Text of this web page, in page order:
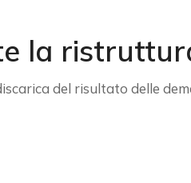
la
del risultato delle